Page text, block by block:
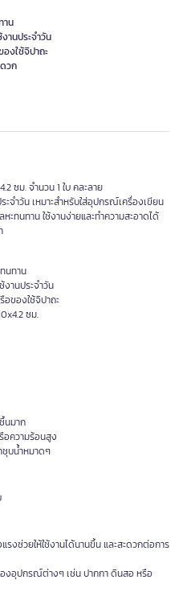
าน
านประจำวัน
งใช้จิปาถะ
วก
ซม. จำนวน 1 ใบ คละลาย
จำวัน เหมาะสำหรับใส่อุปกรณ์เครื่องเขียน
ทนทาน ใช้งานง่ายและทำความสะอาดได้
นทาน
งานประจำวัน
อของใช้จิปาถะ
ซม.
นมาก
อความร้อนสูง
ชุบน้ำหมาดๆ
งช่วยให้ใช้งานได้นานขึ้น และสะดวกต่อการ
องอุปกรณ์ต่างๆ เช่น ปากกา ดินสอ หรือ